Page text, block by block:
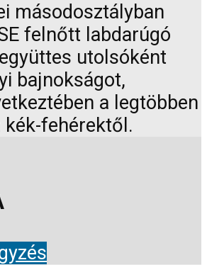
másodosztályban
felnőtt labdarúgó
utolsóként
bajnokságot,
a legtöbben
kék-fehérektől.